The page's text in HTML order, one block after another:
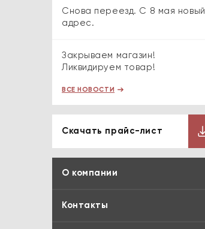
Снова переезд. С 8 мая новый
адрес.
Закрываем магазин!
Ликвидируем товар!
ВСЕ НОВОСТИ
Скачать прайс-лист
О компании
Контакты
Купить